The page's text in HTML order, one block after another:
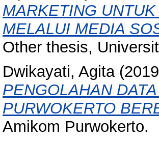
MARKETING
MELALUI MEDIA
Other thesis,
Dwikayati, Agita
PENGOLAHAN
PURWOKERTO
Amikom Purwokerto.